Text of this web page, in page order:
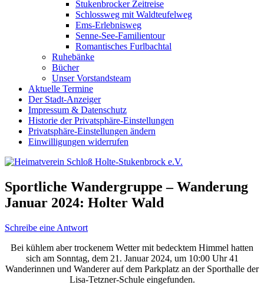
Stukenbrocker Zeitreise
Schlossweg mit Waldteufelweg
Ems-Erlebnisweg
Senne-See-Familientour
Romantisches Furlbachtal
Ruhebänke
Bücher
Unser Vorstandsteam
Aktuelle Termine
Der Stadt-Anzeiger
Impressum & Datenschutz
Historie der Privatsphäre-Einstellungen
Privatsphäre-Einstellungen ändern
Einwilligungen widerrufen
Sportliche Wandergruppe – Wanderung
Januar 2024: Holter Wald
Schreibe eine Antwort
Bei kühlem aber trockenem Wetter mit bedecktem Himmel hatten
sich am Sonntag, dem 21. Januar 2024, um 10:00 Uhr 41
Wanderinnen und Wanderer auf dem Parkplatz an der Sporthalle der
Lisa-Tetzner-Schule eingefunden.